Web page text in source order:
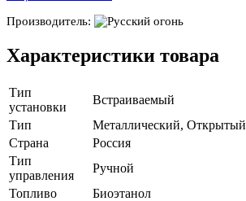
Производитель:
Характеристики товара
Тип
установки
Встраиваемый
Тип
Металлический, Открытый
Страна
Россия
Тип
управления
Ручной
Топливо
Биоэтанол